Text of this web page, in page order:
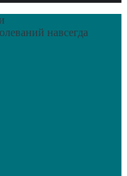
навсегда